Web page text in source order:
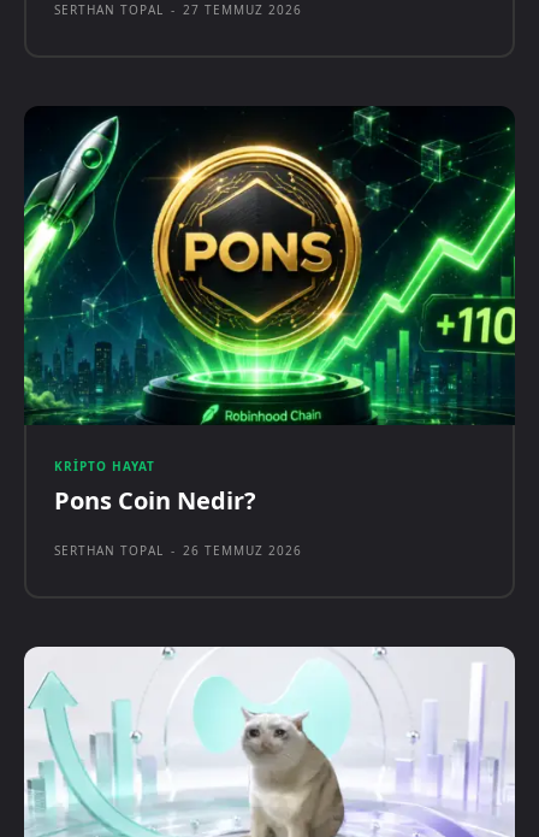
SERTHAN TOPAL - 27 TEMMUZ 2026
KRIPTO HAYAT
Pons Coin Nedir?
SERTHAN TOPAL - 26 TEMMUZ 2026